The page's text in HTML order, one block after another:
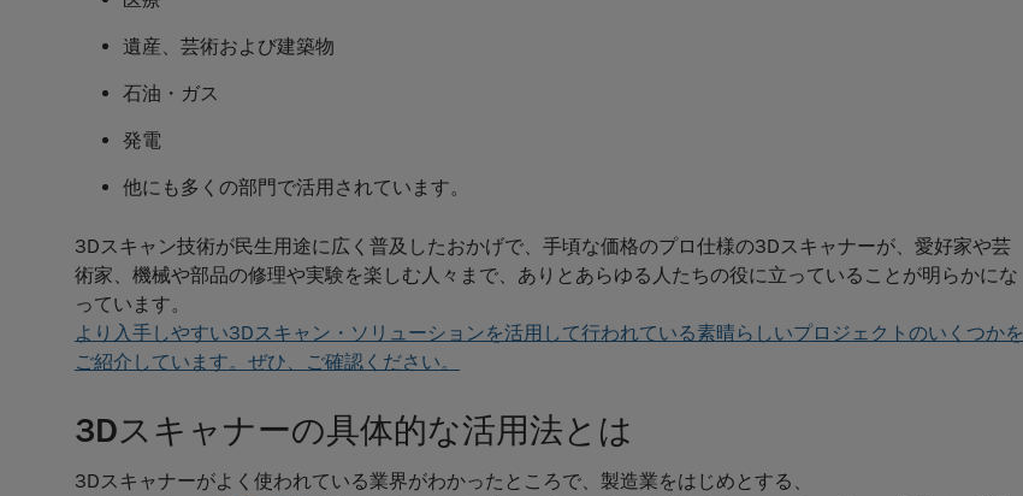
遺産、芸術および建築物
石油・ガス
発電
他にも多くの部門で活用されています。
3Dスキャン技術が民生用途に広く普及したおかげで、手頃な価格のプロ仕様の3Dスキャナーが、愛好家や芸
術家、機械や部品の修理や実験を楽しむ人々まで、ありとあらゆる人たちの役に立っていることが明らかにな
っています。
より入手しやすい3Dスキャン・ソリューションを活用して行われている素晴らしいプロジェクトのいくつかを
ご紹介しています。ぜひ、ご確認ください。
3Dスキャナーの具体的な活用法とは
3Dスキャナーがよく使われている業界がわかったところで、製造業をはじめとする、